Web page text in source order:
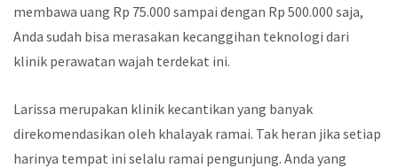
membawa uang Rp 75.000 sampai dengan Rp 500.000 saja,
Anda sudah bisa merasakan kecanggihan teknologi dari
klinik perawatan wajah terdekat ini.
Larissa merupakan klinik kecantikan yang banyak
direkomendasikan oleh khalayak ramai. Tak heran jika setiap
harinya tempat ini selalu ramai pengunjung. Anda yang